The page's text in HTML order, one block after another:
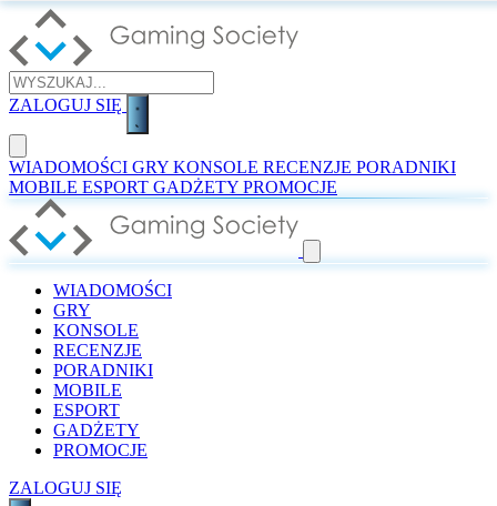
ZALOGUJ SIĘ
WIADOMOŚCI GRY KONSOLE RECENZJE PORADNIKI
MOBILE ESPORT GADŻETY PROMOCJE
WIADOMOŚCI
GRY
KONSOLE
RECENZJE
PORADNIKI
MOBILE
ESPORT
GADŻETY
PROMOCJE
ZALOGUJ SIĘ